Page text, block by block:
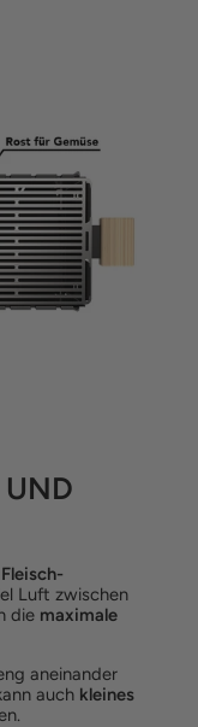
UND
Fleisch-
Luft zwischen
die maximale
aneinander
auch kleines